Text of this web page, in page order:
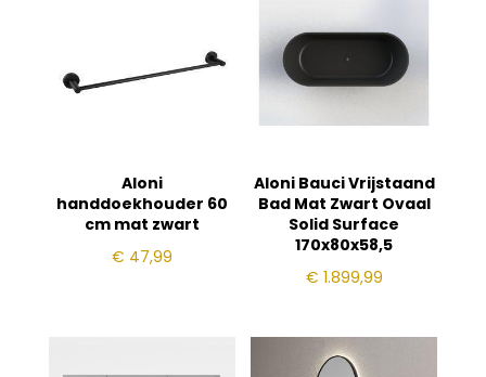
Aloni
handdoekhouder 60
cm mat zwart
€ 47,99
Aloni Bauci Vrijstaand
Bad Mat Zwart Ovaal
Solid Surface
170x80x58,5
€ 1.899,99